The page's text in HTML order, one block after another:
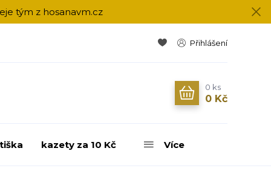
tým z hosanavm.cz
Přihlášení
0 ks
0 Kč
kazety za 10 Kč Více